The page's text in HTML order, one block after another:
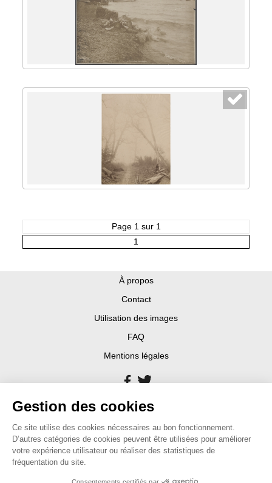
Page 1 sur 1
1
À propos
Contact
Utilisation des images
FAQ
Mentions légales
Gestion des cookies
Ce site utilise des cookies nécessaires au bon fonctionnement.
D’autres catégories de cookies peuvent être utilisées pour améliorer
votre expérience utilisateur ou réaliser des statistiques de
fréquentation du site.
Consentements certifiés par